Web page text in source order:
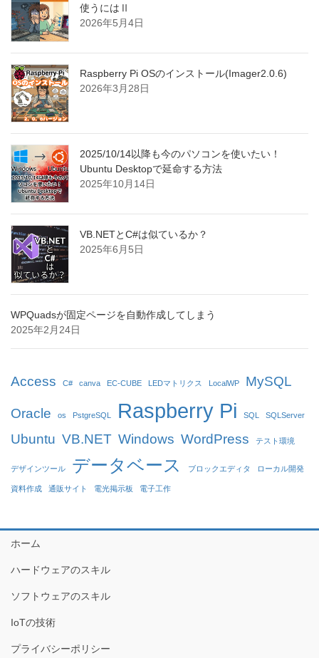
使うにはⅡ
2026年5月4日
Raspberry Pi OSのインストール(Imager2.0.6)
2026年3月28日
2025/10/14以降も今のパソコンを使いたい！
Ubuntu Desktopで延命する方法
2025年10月14日
VB.NETとC#は似ているか？
2025年6月5日
WPQuadsが固定ページを自動作成してしまう
2025年2月24日
Access C# canva EC-CUBE LEDマトリクス LocalWP MySQL
Oracle os PstgreSQL Raspberry Pi SQL SQLServer
Ubuntu VB.NET Windows WordPress テスト環境
デザインツール データベース ブロックエディタ ローカル開発
資料作成 通販サイト 電光掲示板 電子工作
ホーム
ハードウェアのスキル
ソフトウェアのスキル
IoTの技術
プライバシーポリシー